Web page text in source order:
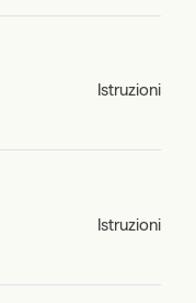
Istruzioni
Istruzioni